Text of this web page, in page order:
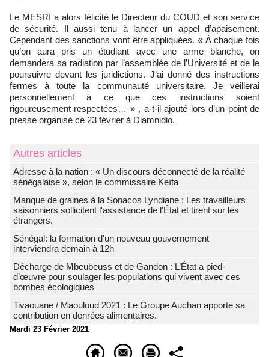
Le MESRI a alors félicité le Directeur du COUD et son service
de sécurité. Il aussi tenu à lancer un appel d’apaisement.
Cependant des sanctions vont être appliquées. « À chaque fois
qu’on aura pris un étudiant avec une arme blanche, on
demandera sa radiation par l’assemblée de l’Université et de le
poursuivre devant les juridictions. J’ai donné des instructions
fermes à toute la communauté universitaire. Je veillerai
personnellement à ce que ces instructions soient
rigoureusement respectées… » , a-t-il ajouté lors d’un point de
presse organisé ce 23 février à Diamnidio.
Autres articles
Adresse à la nation : « Un discours déconnecté de la réalité
sénégalaise », selon le commissaire Keïta
Manque de graines à la Sonacos Lyndiane : Les travailleurs
saisonniers sollicitent l'assistance de l'État et tirent sur les
étrangers.
Sénégal: la formation d'un nouveau gouvernement
interviendra demain à 12h
Décharge de Mbeubeuss et de Gandon : L’État a pied-
d’œuvre pour soulager les populations qui vivent avec ces
bombes écologiques
Tivaouane / Maouloud 2021 : Le Groupe Auchan apporte sa
contribution en denrées alimentaires.
Mardi 23 Février 2021